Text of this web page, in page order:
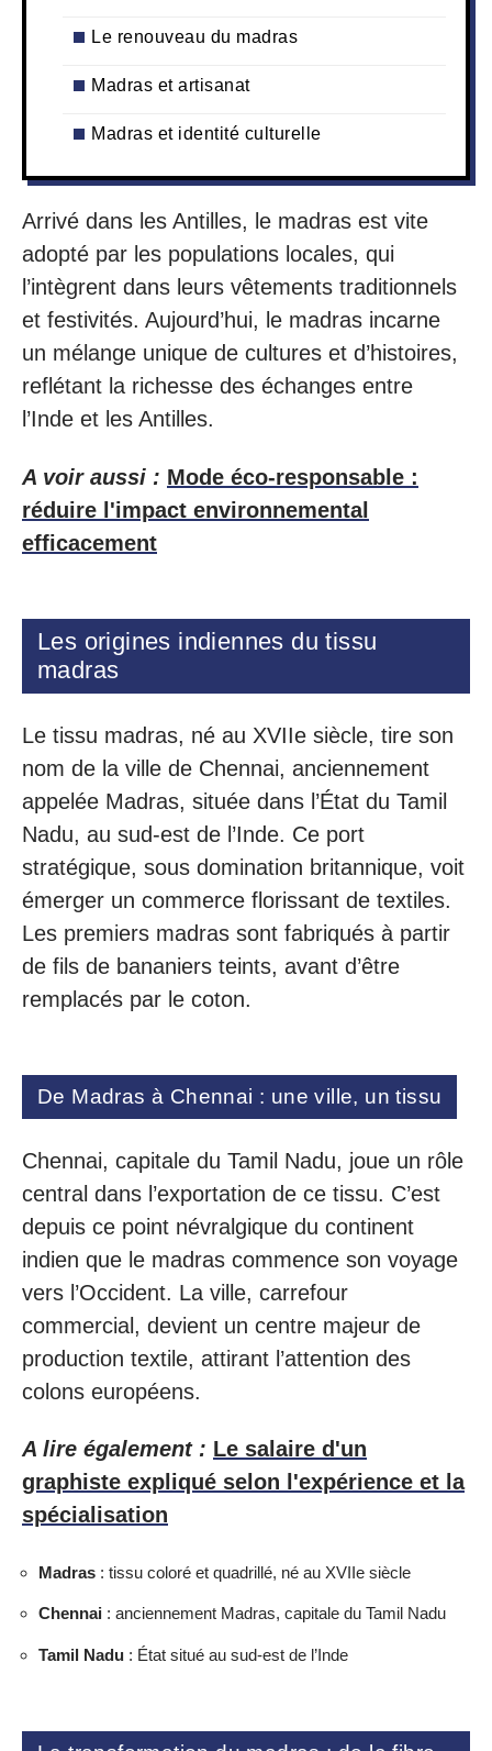
Le renouveau du madras
Madras et artisanat
Madras et identité culturelle
Arrivé dans les Antilles, le madras est vite
adopté par les populations locales, qui
l’intègrent dans leurs vêtements traditionnels
et festivités. Aujourd’hui, le madras incarne
un mélange unique de cultures et d’histoires,
reflétant la richesse des échanges entre
l’Inde et les Antilles.
A voir aussi : Mode éco-responsable :
réduire l'impact environnemental
efficacement
Les origines indiennes du tissu
madras
Le tissu madras, né au XVIIe siècle, tire son
nom de la ville de Chennai, anciennement
appelée Madras, située dans l’État du Tamil
Nadu, au sud-est de l’Inde. Ce port
stratégique, sous domination britannique, voit
émerger un commerce florissant de textiles.
Les premiers madras sont fabriqués à partir
de fils de bananiers teints, avant d’être
remplacés par le coton.
De Madras à Chennai : une ville, un tissu
Chennai, capitale du Tamil Nadu, joue un rôle
central dans l’exportation de ce tissu. C’est
depuis ce point névralgique du continent
indien que le madras commence son voyage
vers l’Occident. La ville, carrefour
commercial, devient un centre majeur de
production textile, attirant l’attention des
colons européens.
A lire également : Le salaire d'un
graphiste expliqué selon l'expérience et la
spécialisation
Madras : tissu coloré et quadrillé, né au XVIIe siècle
Chennai : anciennement Madras, capitale du Tamil Nadu
Tamil Nadu : État situé au sud-est de l’Inde